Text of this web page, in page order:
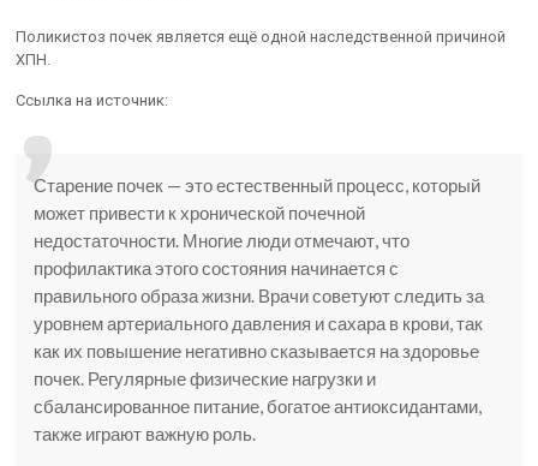
Поликистоз почек является ещё одной наследственной причиной
ХПН.
Ссылка на источник:
Старение почек — это естественный процесс, который
может привести к хронической почечной
недостаточности. Многие люди отмечают, что
профилактика этого состояния начинается с
правильного образа жизни. Врачи советуют следить за
уровнем артериального давления и сахара в крови, так
как их повышение негативно сказывается на здоровье
почек. Регулярные физические нагрузки и
сбалансированное питание, богатое антиоксидантами,
также играют важную роль.